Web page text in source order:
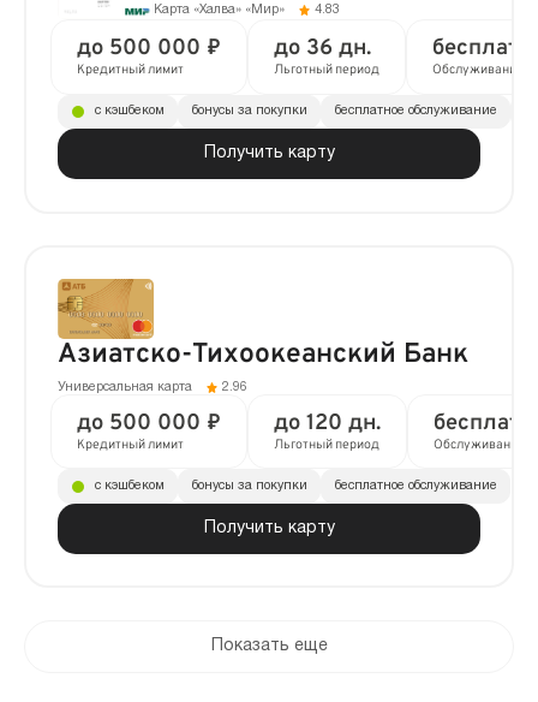
Карта «Халва» «Мир» 4.83
до 500 000 ₽
Кредитный лимит
до 36 дн.
Льготный период Обслуживание
Получить карту
с кэшбеком бонусы за покупки бесплатное обслуживание
Азиатско-Тихоокеанский Банк
Универсальная карта 2.96
до 500 000 ₽
Кредитный лимит
до 120 дн.
Льготный период Обслуживание
Получить карту
с кэшбеком бонусы за покупки бесплатное обслуживание
Показать еще